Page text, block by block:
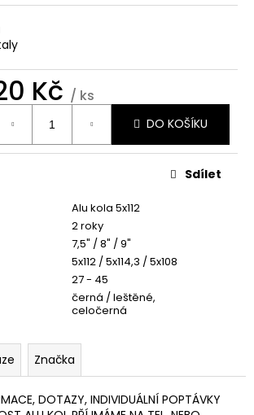
Kč / ks
DO KOŠÍKU
Alu kola 5x112
2 roky
7,5" / 8" / 9"
5x112 / 5x114,3 / 5x108
27 - 45
černá / leštěné,
celočerná
Sdílet
Značka
DOTAZY, INDIVIDUÁLNÍ POPTÁVKY